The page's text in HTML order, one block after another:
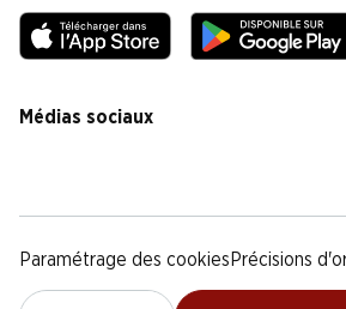
Médias sociaux
Paramétrage des cookies Précisions
Déclaration de protection des données